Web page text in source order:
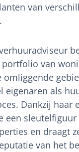
van
van
omliggende
eigenaren als
Dankzij haar
een
en draagt
van het